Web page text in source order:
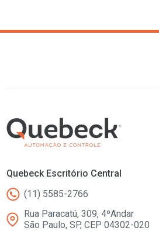
Quebeck Escritório Central
(11) 5585-2766
Rua Paracatú, 309, 4ºAndar
São Paulo, SP, CEP 04302-020